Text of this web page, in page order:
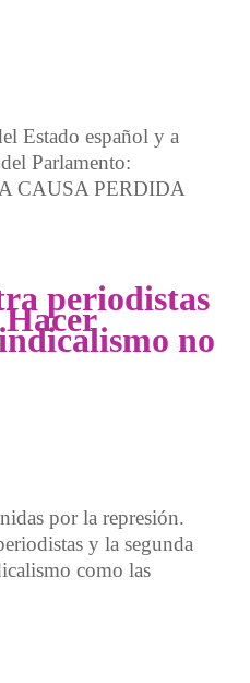
Estado español y a
Parlamento:
CAUSA PERDIDA
Israelperiodistas
no
por la represión.
y la segunda
como las